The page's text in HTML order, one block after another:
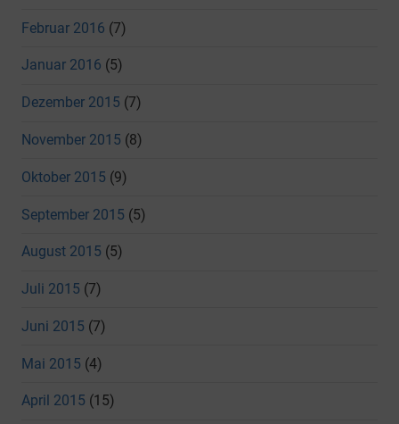
Februar 2016 (7)
Januar 2016 (5)
Dezember 2015 (7)
November 2015 (8)
Oktober 2015 (9)
September 2015 (5)
August 2015 (5)
Juli 2015 (7)
Juni 2015 (7)
Mai 2015 (4)
April 2015 (15)